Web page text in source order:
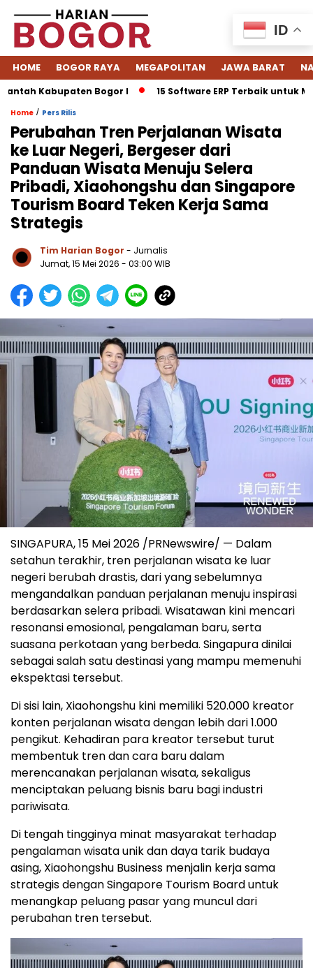
HOME BOGOR RAYA MEGAPOLITAN JAWA BARAT
Kabupaten Bogor I 15 Software ERP Terbaik untuk
Home / Pers Rilis
Perubahan Tren Perjalanan Wisata
ke Luar Negeri, Bergeser dari
Panduan Wisata Menuju Selera
Pribadi, Xiaohongshu dan Singapore
Tourism Board Teken Kerja Sama
Strategis
Tim Harian Bogor - Jurnalis
Jumat, 15 Mei 2026 - 03:00 WIB
SINGAPURA, 15 Mei 2026 /PRNewswire/ — Dalam
setahun terakhir, tren perjalanan wisata ke luar
negeri berubah drastis, dari yang sebelumnya
mengandalkan panduan perjalanan menuju inspirasi
berdasarkan selera pribadi. Wisatawan kini mencari
resonansi emosional, pengalaman baru, serta
suasana perkotaan yang berbeda. Singapura dinilai
sebagai salah satu destinasi yang mampu memenuhi
ekspektasi tersebut.
Di sisi lain, Xiaohongshu kini memiliki 520.000 kreator
konten perjalanan wisata dengan lebih dari 1.000
pengikut. Kehadiran para kreator tersebut turut
membentuk tren dan cara baru dalam
merencanakan perjalanan wisata, sekaligus
menciptakan peluang bisnis baru bagi industri
pariwisata.
Di tengah tingginya minat masyarakat terhadap
pengalaman wisata unik dan daya tarik budaya
asing, Xiaohongshu Business menjalin kerja sama
strategis dengan Singapore Tourism Board untuk
menangkap peluang pasar yang muncul dari
perubahan tren tersebut.
ID